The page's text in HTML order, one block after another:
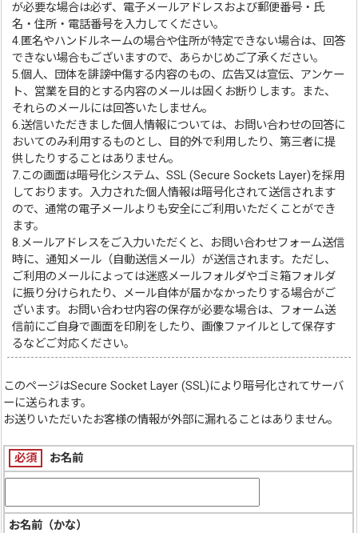
が必要な場合は必ず、電子メールアドレスおよび郵便番号・氏
名・住所・電話番号を入力してください。
4.匿名やハンドルネームの場合や住所が特定できない場合は、回答
できない場合もございますので、あらかじめご了承ください。
5.個人、団体を誹謗中傷する内容のもの、広告又は宣伝、アンケー
ト、営業を目的とする内容のメールは固くお断りします。また、
それらのメールには回答いたしません。
6.送信いただきました個人情報については、お問い合わせの回答に
おいてのみ利用するものとし、目的外で利用したり、第三者に提
供したりすることはありません。
7.この画面は暗号化システム、SSL (Secure Sockets Layer)を採用
しております。入力された個人情報は暗号化されて送信されます
ので、通常の電子メールよりも安全にご利用いただくことができ
ます。
8.メールアドレスをご入力いただくと、お問い合わせフォーム送信
時に、通知メール（自動送信メール）が送信されます。ただし、
ご利用のメールによっては迷惑メールフォルダやゴミ箱フォルダ
に振り分けられたり、メール自体が届かなかったりする場合がご
ざいます。お問い合わせ内容の保存が必要な場合は、フォーム送
信前にご自身で画面を印刷をしたり、画像ファイルとして保存す
るなどご対応ください。
このページはSecure Socket Layer (SSL)により暗号化されてサーバ
ーに送られます。
お送りいただいたお客様の情報が外部に漏れることはありません。
必須 お名前
お名前（かな）